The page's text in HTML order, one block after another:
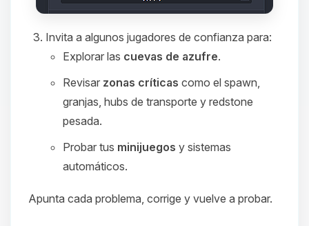
Invita a algunos jugadores de confianza para:
Explorar las cuevas de azufre.
Revisar zonas críticas como el spawn,
granjas, hubs de transporte y redstone
pesada.
Probar tus minijuegos y sistemas
automáticos.
Apunta cada problema, corrige y vuelve a probar.